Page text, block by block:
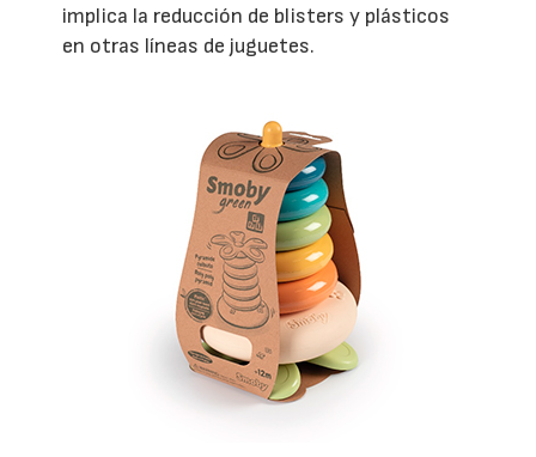
implica la reducción de blisters y plásticos
en otras líneas de juguetes.